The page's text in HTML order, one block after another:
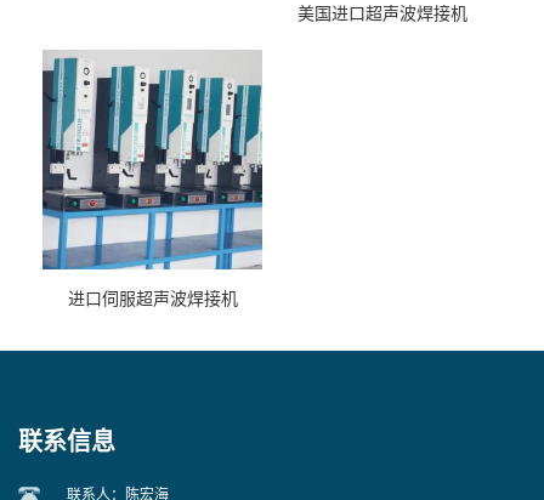
美国进口超声波焊接机
进口伺服超声波焊接机
联系信息
联系人：陈宏海